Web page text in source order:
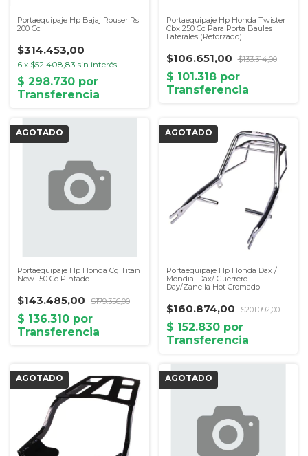
Portaequipaje Hp Bajaj Rouser Rs
200 Cc
$314.453,00
6 x $52.408,83 sin interés
Portaequipaje Hp Honda Twister
Cbx 250 Cc Para Porta Baules
Laterales (Reforzado)
$106.651,00 $133.314,00
Portaequipaje Hp Honda Cg Titan
New 150 Cc Pintado
$143.485,00 $179.356,00
Portaequipaje Hp Honda Dax /
Mondial Dax/ Guerrero
Day/Zanella Hot Cromado
$160.874,00 $201.092,00